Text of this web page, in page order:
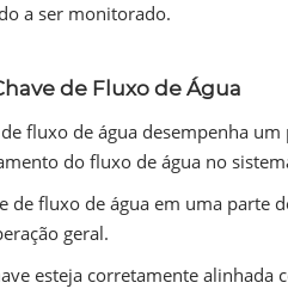
a ser monitorado.
de Fluxo de Água
fluxo de água desempenha
do fluxo de água no
de fluxo de água em uma parte
geral.
esteja corretamente alinhada